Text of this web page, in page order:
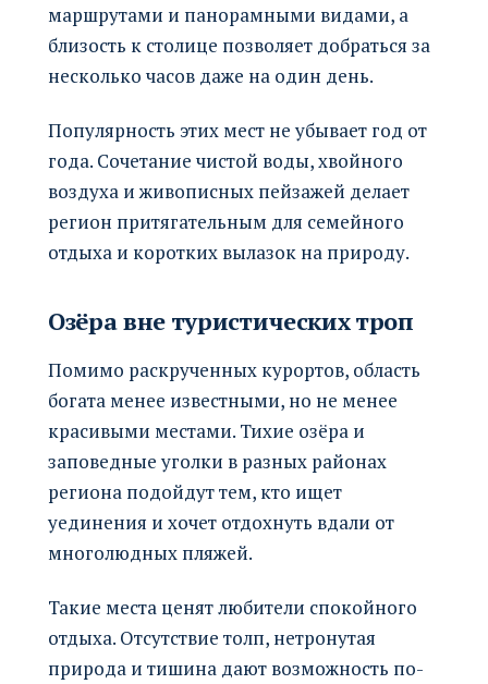
маршрутами и панорамными видами, а
близость к столице позволяет добраться за
несколько часов даже на один день.
Популярность этих мест не убывает год от
года. Сочетание чистой воды, хвойного
воздуха и живописных пейзажей делает
регион притягательным для семейного
отдыха и коротких вылазок на природу.
Озёра вне туристических троп
Помимо раскрученных курортов, область
богата менее известными, но не менее
красивыми местами. Тихие озёра и
заповедные уголки в разных районах
региона подойдут тем, кто ищет
уединения и хочет отдохнуть вдали от
многолюдных пляжей.
Такие места ценят любители спокойного
отдыха. Отсутствие толп, нетронутая
природа и тишина дают возможность по-